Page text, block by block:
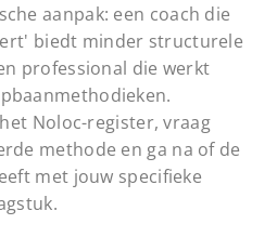
aanpak: een coach die
biedt minder structurele
professional die werkt
Noloc-register, vraag
methode en ga na of de
met jouw specifieke